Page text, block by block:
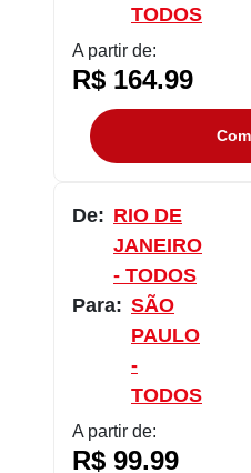
TODOS
A partir de:
R$ 164.99
De: RIO DE
JANEIRO
- TODOS
Para: SÃO
PAULO
-
TODOS
A partir de:
R$ 99.99